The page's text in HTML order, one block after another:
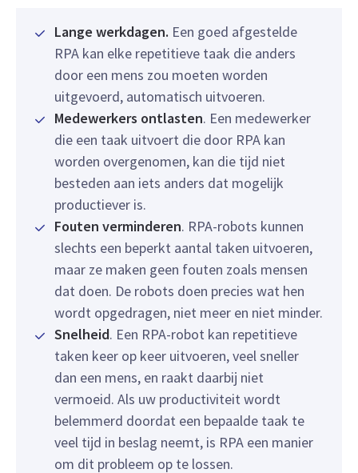
Lange werkdagen. Een goed afgestelde
RPA kan elke repetitieve taak die anders
door een mens zou moeten worden
uitgevoerd, automatisch uitvoeren.
Medewerkers ontlasten. Een medewerker
die een taak uitvoert die door RPA kan
worden overgenomen, kan die tijd niet
besteden aan iets anders dat mogelijk
productiever is.
Fouten verminderen. RPA-robots kunnen
slechts een beperkt aantal taken uitvoeren,
maar ze maken geen fouten zoals mensen
dat doen. De robots doen precies wat hen
wordt opgedragen, niet meer en niet minder.
Snelheid. Een RPA-robot kan repetitieve
taken keer op keer uitvoeren, veel sneller
dan een mens, en raakt daarbij niet
vermoeid. Als uw productiviteit wordt
belemmerd doordat een bepaalde taak te
veel tijd in beslag neemt, is RPA een manier
om dit probleem op te lossen.